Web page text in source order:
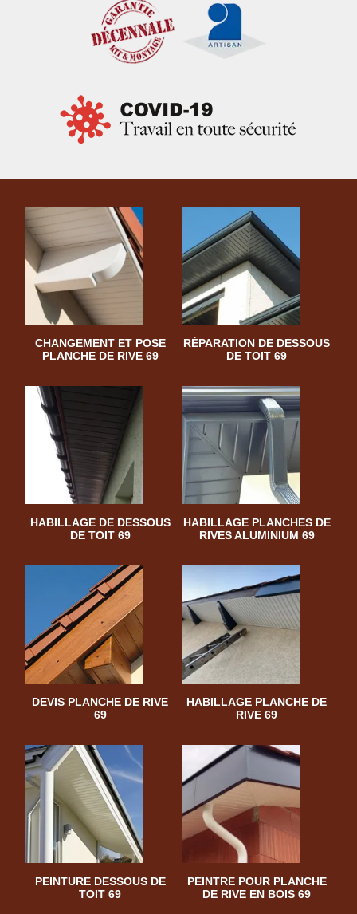
CHANGEMENT ET POSE
PLANCHE DE RIVE 69
RÉPARATION DE DESSOUS
DE TOIT 69
HABILLAGE DE DESSOUS
DE TOIT 69
HABILLAGE PLANCHES DE
RIVES ALUMINIUM 69
DEVIS PLANCHE DE RIVE
69
HABILLAGE PLANCHE DE
RIVE 69
PEINTURE DESSOUS DE
TOIT 69
PEINTRE POUR PLANCHE
DE RIVE EN BOIS 69